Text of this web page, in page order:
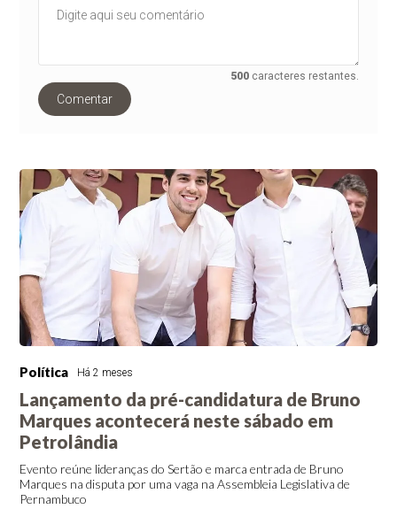
500 caracteres restantes.
Comentar
Política Há 2 meses
Lançamento da pré-candidatura de Bruno
Marques acontecerá neste sábado em
Petrolândia
Evento reúne lideranças do Sertão e marca entrada de Bruno
Marques na disputa por uma vaga na Assembleia Legislativa de
Pernambuco